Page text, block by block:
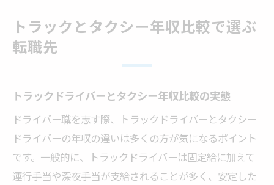
トラックとタクシー年収比較で選ぶ
転職先
トラックドライバーとタクシー年収比較の実態
ドライバー職を志す際、トラックドライバーとタクシー
ドライバーの年収の違いは多くの方が気になるポイント
です。一般的に、トラックドライバーは固定給に加えて
運行手当や深夜手当が支給されることが多く、安定した